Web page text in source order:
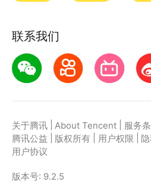
联系我们
关于腾讯 About Tencent 服务
腾讯公益
版权所有 用户权限
用户协议
版本号: 9.2.5